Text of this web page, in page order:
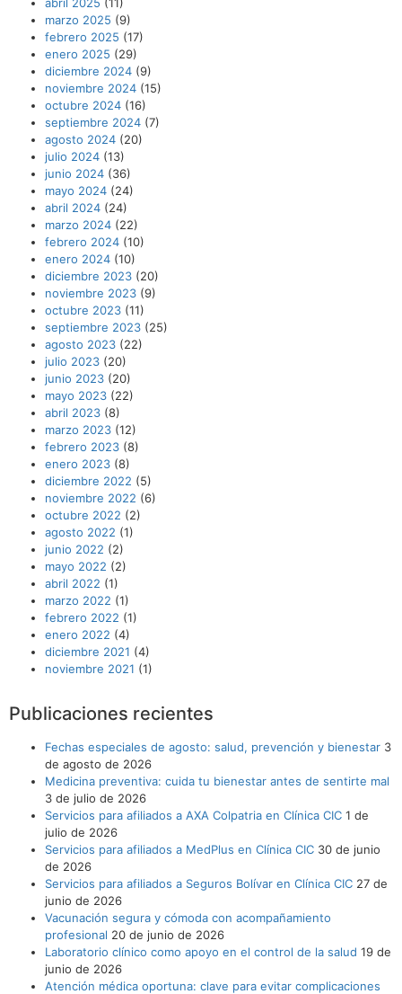
marzo 2025 (9)
febrero 2025 (17)
enero 2025 (29)
diciembre 2024 (9)
noviembre 2024 (15)
octubre 2024 (16)
septiembre 2024 (7)
agosto 2024 (20)
julio 2024 (13)
junio 2024 (36)
mayo 2024 (24)
abril 2024 (24)
marzo 2024 (22)
febrero 2024 (10)
enero 2024 (10)
diciembre 2023 (20)
noviembre 2023 (9)
octubre 2023 (11)
septiembre 2023 (25)
agosto 2023 (22)
julio 2023 (20)
junio 2023 (20)
mayo 2023 (22)
abril 2023 (8)
marzo 2023 (12)
febrero 2023 (8)
enero 2023 (8)
diciembre 2022 (5)
noviembre 2022 (6)
octubre 2022 (2)
agosto 2022 (1)
junio 2022 (2)
mayo 2022 (2)
abril 2022 (1)
marzo 2022 (1)
febrero 2022 (1)
enero 2022 (4)
diciembre 2021 (4)
noviembre 2021 (1)
Publicaciones recientes
Fechas especiales de agosto: salud, prevención y bienestar 3
de agosto de 2026
Medicina preventiva: cuida tu bienestar antes de sentirte mal
3 de julio de 2026
Servicios para afiliados a AXA Colpatria en Clínica CIC 1 de
julio de 2026
Servicios para afiliados a MedPlus en Clínica CIC 30 de junio
de 2026
Servicios para afiliados a Seguros Bolívar en Clínica CIC 27 de
junio de 2026
Vacunación segura y cómoda con acompañamiento
profesional 20 de junio de 2026
Laboratorio clínico como apoyo en el control de la salud 19 de
junio de 2026
Atención médica oportuna: clave para evitar complicaciones